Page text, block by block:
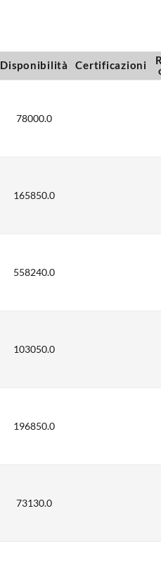
Disponibilità Certificazioni
78000.0
165850.0
558240.0
103050.0
196850.0
73130.0